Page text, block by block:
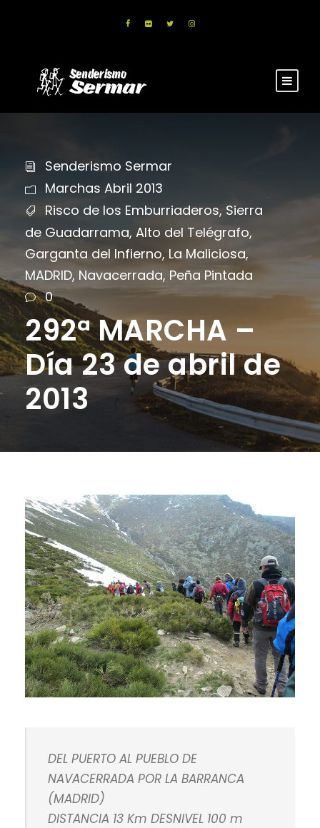
Senderismo Sermar
Marchas Abril 2013
Risco de los Emburriaderos, Sierra
de Guadarrama, Alto del Telégrafo,
Garganta del Infierno, La Maliciosa,
MADRID, Navacerrada, Peña Pintada
0
292ª MARCHA –
Día 23 de abril de
2013
DEL PUERTO AL PUEBLO DE
NAVACERRADA POR LA BARRANCA
(MADRID)
DISTANCIA 13 Km DESNIVEL 100 m